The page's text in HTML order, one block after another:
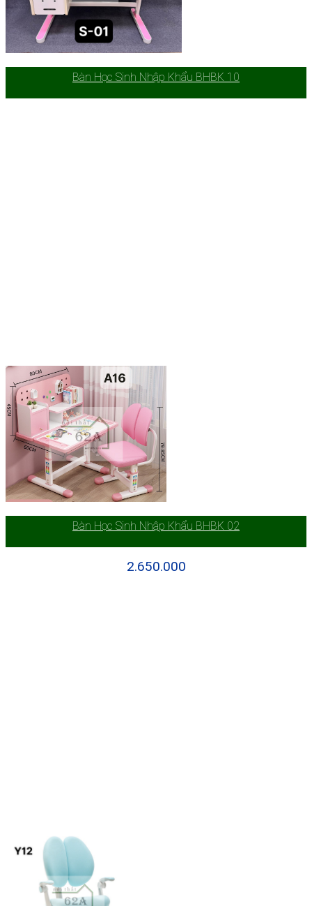
Bàn Học Sinh Nhập Khẩu BHBK 10
Bàn Học Sinh Nhập Khẩu BHBK 02
2.650.000